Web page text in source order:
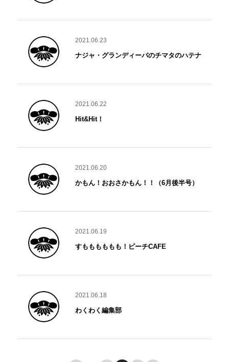
2021.06.23
ナジャ・グランディーバのチマタのハテナ
2021.06.22
Hit&Hit！
2021.06.20
かもん！おおさかもん！！（6月後半号）
2021.06.19
すもももももも！ピーチCAFE
2021.06.18
わくわく編集部